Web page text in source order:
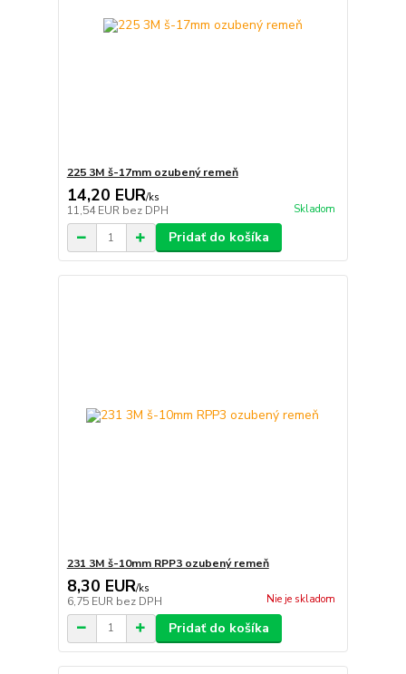
225 3M š-17mm ozubený remeň
14,20 EUR/ks
11,54 EUR bez DPH Skladom
Pridať do košíka
231 3M š-10mm RPP3 ozubený remeň
8,30 EUR/ks
6,75 EUR bez DPH Nie je skladom
Pridať do košíka